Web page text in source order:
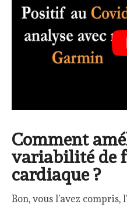
Comment
variabilité de
cardiaque ?
Bon, vous l’avez compris,